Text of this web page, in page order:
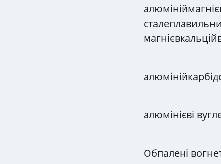
алюмінієві
Обпалені